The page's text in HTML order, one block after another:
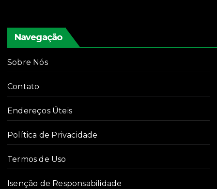
Navegação
Sobre Nós
Contato
Endereços Úteis
Política de Privacidade
Termos de Uso
Isenção de Responsabilidade